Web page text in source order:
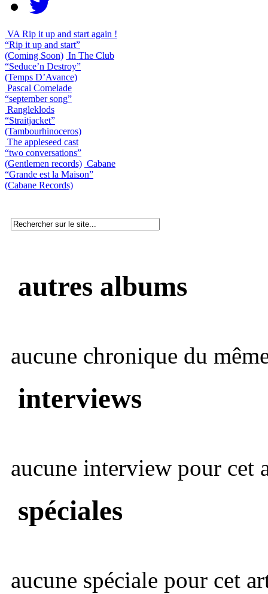
VA Rip it up and start again !
“Rip it up and start”
(Coming Soon) In The Club
“Seduce’n Destroy”
(Temps D’Avance)
Pascal Comelade
“september song”
Rangleklods
“Straitjacket”
(Tambourhinoceros)
The appleseed cast
“two conversations”
(Gentlemen records) Cabane
“Grande est la Maison”
(Cabane Records)
autres albums
aucune chronique du
interviews
aucune interview pour cet
spéciales
aucune spéciale pour cet